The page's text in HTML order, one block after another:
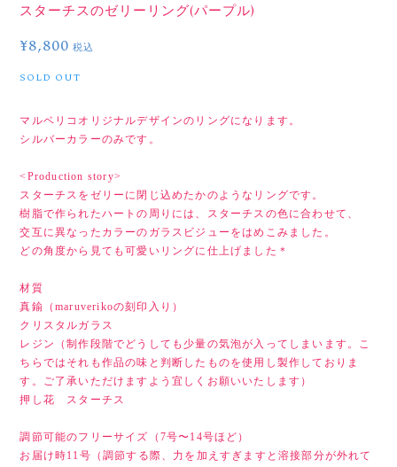
スターチスのゼリーリング(パープル)
¥8,800 税込
SOLD OUT
マルベリコオリジナルデザインのリングになります。
シルバーカラーのみです。
<Production story>
スターチスをゼリーに閉じ込めたかのようなリングです。
樹脂で作られたハートの周りには、スターチスの色に合わせて、
交互に異なったカラーのガラスビジューをはめこみました。
どの角度から見ても可愛いリングに仕上げました＊
材質
真鍮（maruverikoの刻印入り）
クリスタルガラス
レジン（制作段階でどうしても少量の気泡が入ってしまいます。こ
ちらではそれも作品の味と判断したものを使用し製作しておりま
す。ご了承いただけますよう宜しくお願いいたします）
押し花 スターチス
調節可能のフリーサイズ（7号〜14号ほど）
お届け時11号（調節する際、力を加えすぎますと溶接部分が外れて